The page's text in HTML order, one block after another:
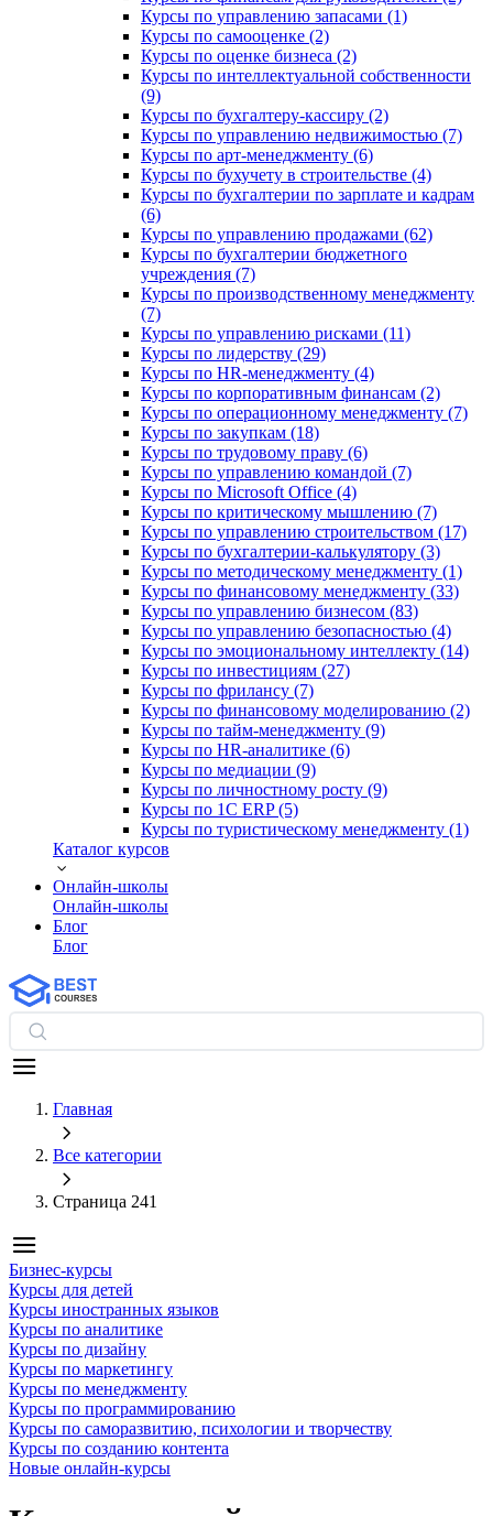
Курсы по управлению запасами (1)
Курсы по самооценке (2)
Курсы по оценке бизнеса (2)
Курсы по интеллектуальной собственности
(9)
Курсы по бухгалтеру-кассиру (2)
Курсы по управлению недвижимостью (7)
Курсы по арт-менеджменту (6)
Курсы по бухучету в строительстве (4)
Курсы по бухгалтерии по зарплате и кадрам
(6)
Курсы по управлению продажами (62)
Курсы по бухгалтерии бюджетного
учреждения (7)
Курсы по производственному менеджменту
(7)
Курсы по управлению рисками (11)
Курсы по лидерству (29)
Курсы по HR-менеджменту (4)
Курсы по корпоративным финансам (2)
Курсы по операционному менеджменту (7)
Курсы по закупкам (18)
Курсы по трудовому праву (6)
Курсы по управлению командой (7)
Курсы по Microsoft Office (4)
Курсы по критическому мышлению (7)
Курсы по управлению строительством (17)
Курсы по бухгалтерии-калькулятору (3)
Курсы по методическому менеджменту (1)
Курсы по финансовому менеджменту (33)
Курсы по управлению бизнесом (83)
Курсы по управлению безопасностью (4)
Курсы по эмоциональному интеллекту (14)
Курсы по инвестициям (27)
Курсы по фрилансу (7)
Курсы по финансовому моделированию (2)
Курсы по тайм-менеджменту (9)
Курсы по HR-аналитике (6)
Курсы по медиации (9)
Курсы по личностному росту (9)
Курсы по 1С ERP (5)
Курсы по туристическому менеджменту (1)
Каталог курсов
Онлайн-школы
Онлайн-школы
Блог
Блог
Главная
Все категории
Страница 241
Бизнес-курсы
Курсы для детей
Курсы иностранных языков
Курсы по аналитике
Курсы по дизайну
Курсы по маркетингу
Курсы по менеджменту
Курсы по программированию
Курсы по саморазвитию, психологии и творчеству
Курсы по созданию контента
Новые онлайн‑курсы